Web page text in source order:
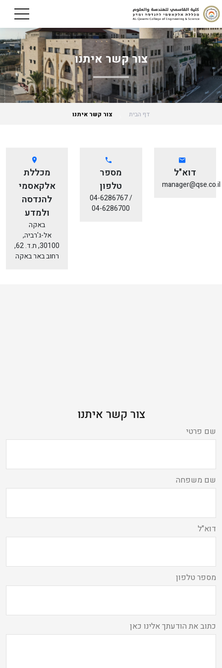
צור קשר איתנו
דף הבית צור קשר איתנו
מכללת
אלקאסמי
להנדסה
ולמדע
באקה
אל-ג'רביה,
30100, ת.ד. 62,
רחוב באר באקה
מספר
טלפון
04-6286767 /
04-6286700
דוא"ל
manager@qse.co.il
צור קשר איתנו
שם פרטי
שם משפחה
דוא"ל
מספר טלפון
כתוב את הודעתך אלינו כאן